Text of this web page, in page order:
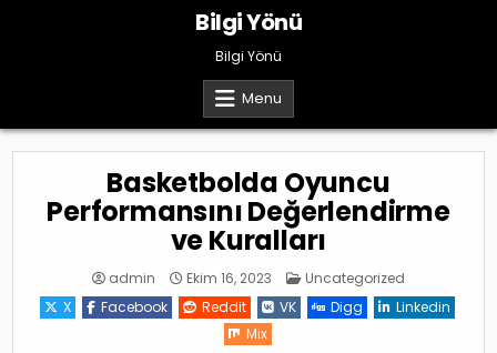
Bilgi Yönü
Bilgi Yönü
Menu
Basketbolda Oyuncu
Performansını Değerlendirme
ve Kuralları
admin Ekim 16, 2023 Posted
Uncategorized
X
Facebook Reddit VK Digg
Linkedin
Mix